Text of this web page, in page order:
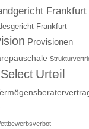
Frankfurt
Frankfurt
Provisionen
Urteil